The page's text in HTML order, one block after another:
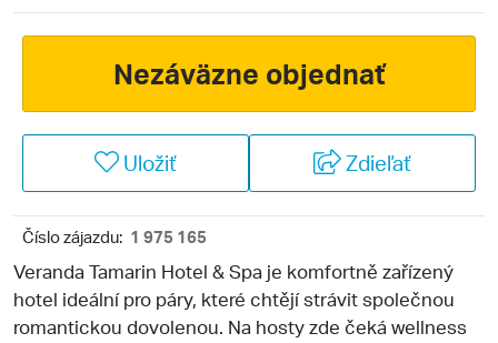
Nezáväzne objednať
Uložiť Zdieľať
Číslo zájazdu: 1 975 165
Veranda Tamarin Hotel & Spa je komfortně zařízený
hotel ideální pro páry, které chtějí strávit společnou
romantickou dovolenou. Na hosty zde čeká wellness